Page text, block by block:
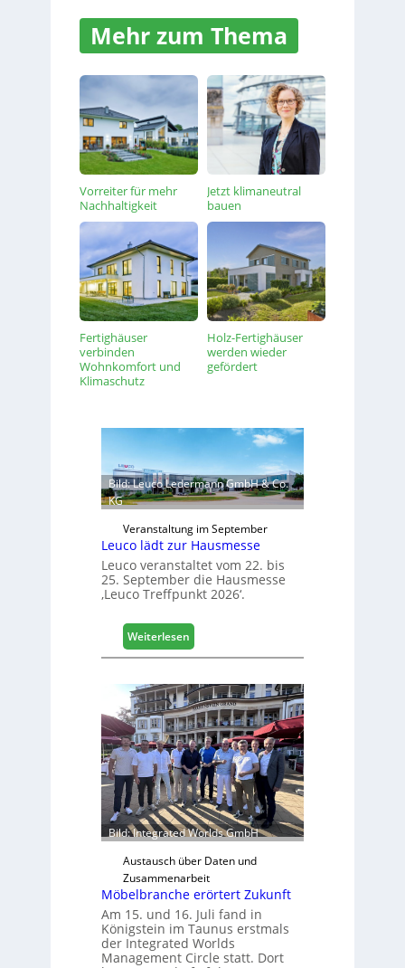
Mehr zum Thema
Vorreiter für mehr
Nachhaltigkeit
Jetzt klimaneutral
bauen
Fertighäuser
verbinden
Wohnkomfort und
Klimaschutz
Holz-Fertighäuser
werden wieder
gefördert
Bild: Leuco Ledermann GmbH & Co.
KG
Veranstaltung im September
Leuco lädt zur Hausmesse
Leuco veranstaltet vom 22. bis
25. September die Hausmesse
‚Leuco Treffpunkt 2026‘.
Weiterlesen:
L
u
c
o
l
ä
d
t
z
u
r
H
a
u
m
e
s
Bild: Integrated Worlds GmbH
Austausch über Daten und
Zusammenarbeit
Möbelbranche erörtert Zukunft
Am 15. und 16. Juli fand in
Königstein im Taunus erstmals
der Integrated Worlds
Management Circle statt. Dort